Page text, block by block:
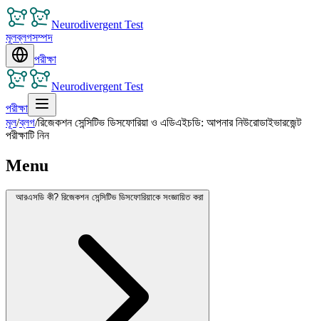
Neurodivergent Test
মূলব্লগসম্পদ
পরীক্ষা
Neurodivergent Test
পরীক্ষা
মূল/ব্লগ/রিজেকশন সেন্সিটিভ ডিসফোরিয়া ও এডিএইচডি: আপনার নিউরোডাইভারজেন্ট
পরীক্ষাটি নিন
Menu
আরএসডি কী? রিজেকশন সেন্সিটিভ ডিসফোরিয়াকে সংজ্ঞায়িত করা